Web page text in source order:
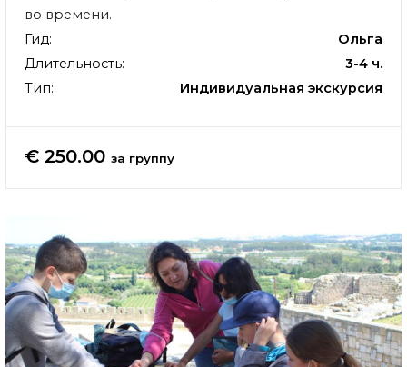
во времени.
Гид:
Ольга
Длительность:
3-4 ч.
Тип:
Индивидуальная экскурсия
€ 250.00 за группу